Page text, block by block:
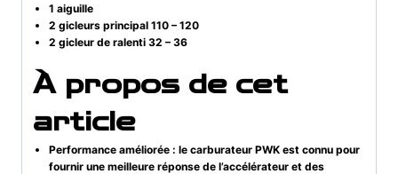
1 aiguille
2 gicleurs principal 110 – 120
2 gicleur de ralenti 32 – 36
À propos de cet
article
Performance améliorée : le carburateur PWK est connu pour
fournir une meilleure réponse de l’accélérateur et des